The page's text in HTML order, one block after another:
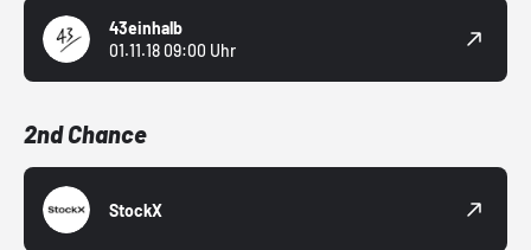
43einhalb
01.11.18 09:00 Uhr
2nd Chance
StockX